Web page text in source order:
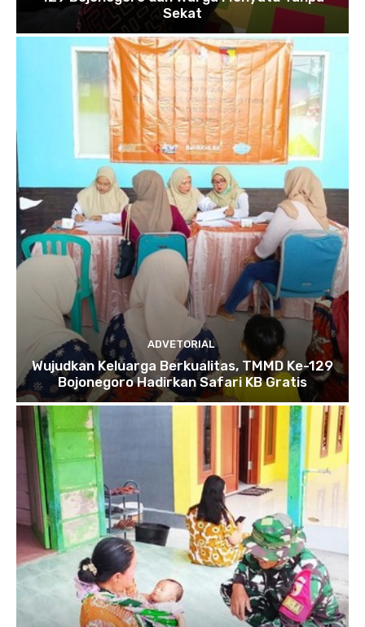
Sekat
ADVETORIAL
Wujudkan Keluarga Berkualitas, TMMD Ke-129
Bojonegoro Hadirkan Safari KB Gratis